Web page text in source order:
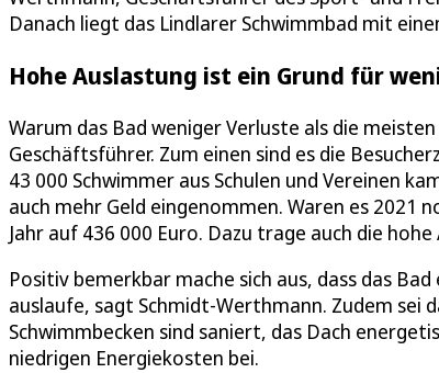
Danach liegt das Lindlarer Schwimmbad mit
Hohe Auslastung ist ein Grund für
Warum das Bad weniger Verluste als die
Geschäftsführer. Zum einen sind es die
43 000 Schwimmer aus Schulen und Vereinen
auch mehr Geld eingenommen. Waren es 2021
Jahr auf 436 000 Euro. Dazu trage auch die
Positiv bemerkbar mache sich aus, dass das
auslaufe, sagt Schmidt-Werthmann. Zudem sei
Schwimmbecken sind saniert, das Dach
niedrigen Energiekosten bei.